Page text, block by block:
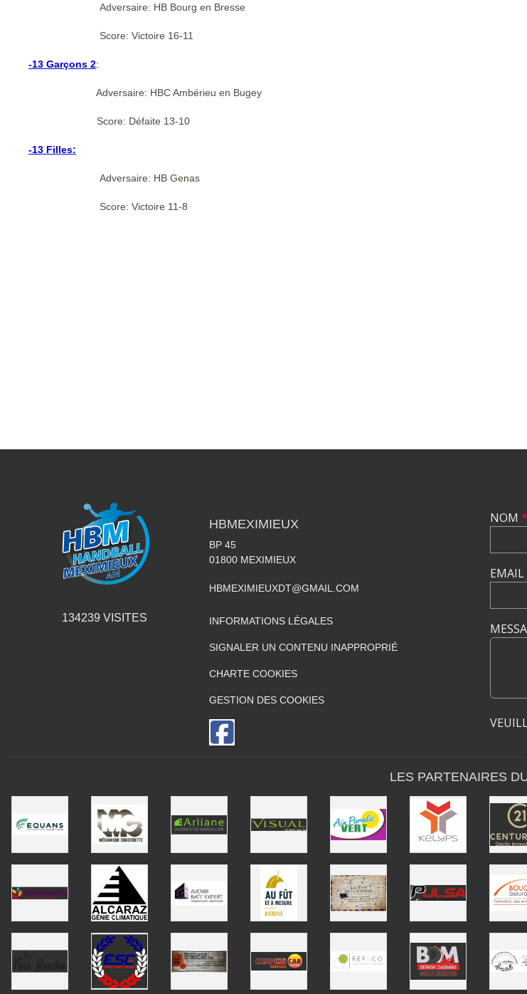
Adversaire: HB Bourg en Bresse
Score: Victoire 16-11
-13 Garçons 2:
Adversaire: HBC Ambérieu en Bugey
Score: Défaite 13-10
-13 Filles:
Adversaire: HB Genas
Score: Victoire 11-8
134239 VISITES
HBMEXIMIEUX
BP 45
01800 MEXIMIEUX
HBMEXIMIEUXDT@GMAIL.COM
INFORMATIONS LÉGALES
SIGNALER UN CONTENU INAPPROPRIÉ
CHARTE COOKIES
GESTION DES COOKIES
NOM *
EMAIL
LES PARTENAIRES